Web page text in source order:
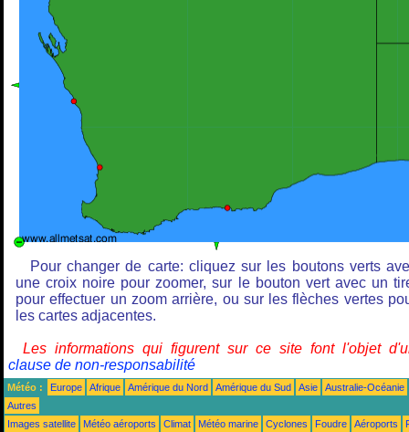
Pour changer de carte: cliquez sur les boutons verts
une croix noire pour zoomer, sur le bouton vert avec un
pour effectuer un zoom arrière, ou sur les flèches vertes
les cartes adjacentes.
Les informations qui figurent sur ce site font l'objet
clause de non-responsabilité
Météo : Europe Afrique Amérique du Nord Amérique du Sud Asie
Australie-Océanie
Autres
Images satellite
Météo aéroports Climat Météo marine Cyclones Foudre Aéroports